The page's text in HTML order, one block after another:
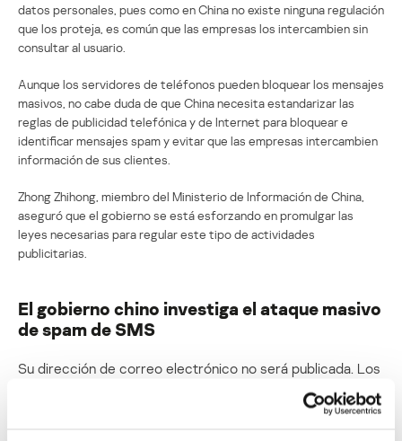
datos personales, pues como en China no existe ninguna regulación
que los proteja, es común que las empresas los intercambien sin
consultar al usuario.
Aunque los servidores de teléfonos pueden bloquear los mensajes
masivos, no cabe duda de que China necesita estandarizar las
reglas de publicidad telefónica y de Internet para bloquear e
identificar mensajes spam y evitar que las empresas intercambien
información de sus clientes.
Zhong Zhihong, miembro del Ministerio de Información de China,
aseguró que el gobierno se está esforzando en promulgar las
leyes necesarias para regular este tipo de actividades
publicitarias.
El gobierno chino investiga el ataque masivo
de spam de SMS
Su dirección de correo electrónico no será publicada. Los